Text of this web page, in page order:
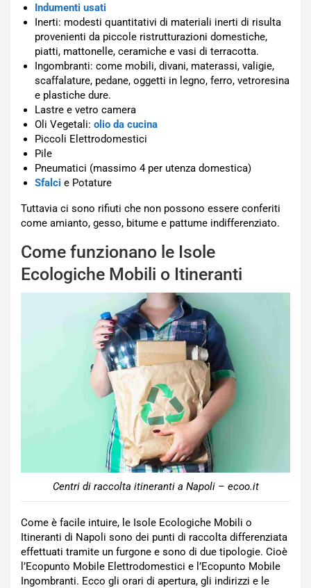
Indumenti usati
Inerti: modesti quantitativi di materiali inerti di risulta
provenienti da piccole ristrutturazioni domestiche,
piatti, mattonelle, ceramiche e vasi di terracotta.
Ingombranti: come mobili, divani, materassi, valigie,
scaffalature, pedane, oggetti in legno, ferro, vetroresina
e plastiche dure.
Lastre e vetro camera
Oli Vegetali: olio da cucina
Piccoli Elettrodomestici
Pile
Pneumatici (massimo 4 per utenza domestica)
Sfalci e Potature
Tuttavia ci sono rifiuti che non possono essere conferiti
come amianto, gesso, bitume e pattume indifferenziato.
Come funzionano le Isole
Ecologiche Mobili o Itineranti
Centri di raccolta itineranti a Napoli – ecoo.it
Come è facile intuire, le Isole Ecologiche Mobili o
Itineranti di Napoli sono dei punti di raccolta differenziata
effettuati tramite un furgone e sono di due tipologie. Cioè
l’Ecopunto Mobile Elettrodomestici e l’Ecopunto Mobile
Ingombranti. Ecco gli orari di apertura, gli indirizzi e le